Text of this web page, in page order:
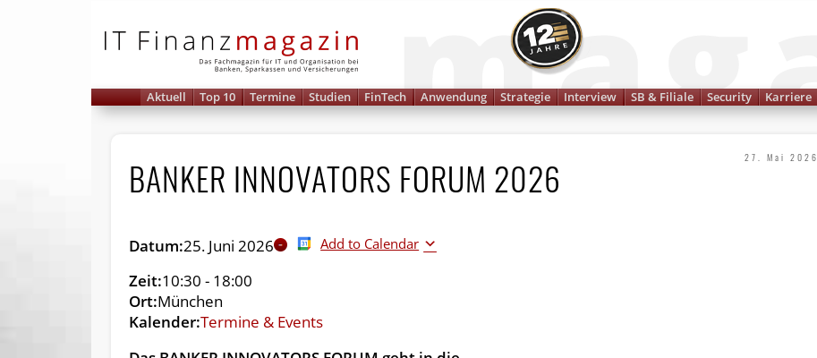
Aktuell Top 10 Termine Studien FinTech Anwendung Strategie Interview SB & Filiale Security Karriere
27. Mai 2026
BANKER INNOVATORS FORUM 2026
Datum:25. Juni 2026 Add to Calendar
Zeit:10:30 - 18:00
Ort:München
Kalender:Termine & Events